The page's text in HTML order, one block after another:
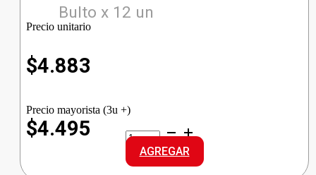
Bulto x 12 un
Precio unitario
$4.883
Precio mayorista (3u +)
$4.495
OMBU
CANA
DURAZNO
cantidad
AGREGAR